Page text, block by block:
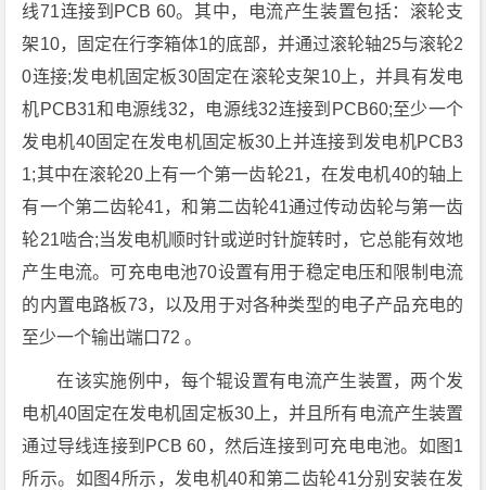
线71连接到PCB 60。其中，电流产生装置包括：滚轮支
架10，固定在行李箱体1的底部，并通过滚轮轴25与滚轮2
0连接;发电机固定板30固定在滚轮支架10上，并具有发电
机PCB31和电源线32，电源线32连接到PCB60;至少一个
发电机40固定在发电机固定板30上并连接到发电机PCB3
1;其中在滚轮20上有一个第一齿轮21，在发电机40的轴上
有一个第二齿轮41，和第二齿轮41通过传动齿轮与第一齿
轮21啮合;当发电机顺时针或逆时针旋转时，它总能有效地
产生电流。可充电电池70设置有用于稳定电压和限制电流
的内置电路板73，以及用于对各种类型的电子产品充电的
至少一个输出端口72 。
在该实施例中，每个辊设置有电流产生装置，两个发
电机40固定在发电机固定板30上，并且所有电流产生装置
通过导线连接到PCB 60，然后连接到可充电电池。如图1
所示。如图4所示，发电机40和第二齿轮41分别安装在发